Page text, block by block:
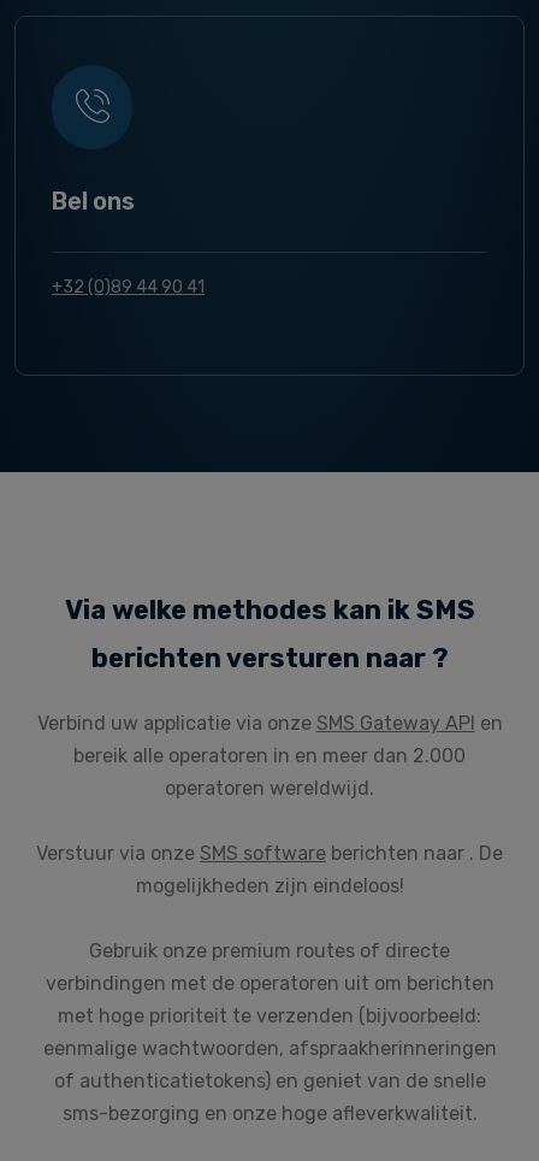
Bel ons
+32 (0)89 44 90 41
Via welke methodes kan ik SMS
berichten versturen naar ?
Verbind uw applicatie via onze SMS Gateway API en
bereik alle operatoren in en meer dan 2.000
operatoren wereldwijd.
Verstuur via onze SMS software berichten naar . De
mogelijkheden zijn eindeloos!
Gebruik onze premium routes of directe
verbindingen met de operatoren uit om berichten
met hoge prioriteit te verzenden (bijvoorbeeld:
eenmalige wachtwoorden, afspraakherinneringen
of authenticatietokens) en geniet van de snelle
sms-bezorging en onze hoge afleverkwaliteit.